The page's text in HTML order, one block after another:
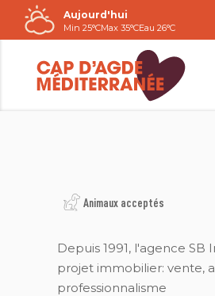
Passer
au
contenu
Aujourd'hui
Min 25°CMax 35°CEau 26°C
Animaux acceptés
Depuis 1991, l'agence
projet immobilier: vente,
professionnalisme